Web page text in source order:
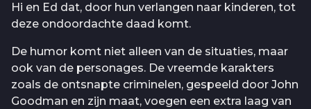
Hi en Ed dat, door hun verlangen naar kinderen, tot
deze ondoordachte daad komt.
De humor komt niet alleen van de situaties, maar
ook van de personages. De vreemde karakters
zoals de ontsnapte criminelen, gespeeld door John
Goodman en zijn maat, voegen een extra laag van